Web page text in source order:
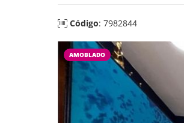
Código: 7982844
AMOBLADO